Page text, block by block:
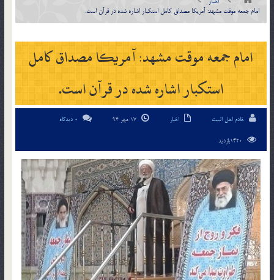
امام جمعه موقت مشهد: آمریکا مصداق کامل استکبار اشاره شده در قرآن است.
امام جمعه موقت مشهد: آمریکا مصداق کامل
استکبار اشاره شده در قرآن است.
خادم اهل البیت اخبار 0 دیدگاه